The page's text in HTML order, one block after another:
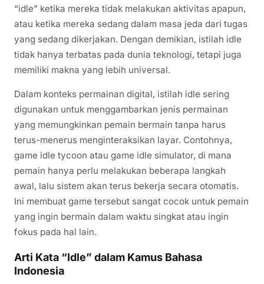
“idle” ketika mereka tidak melakukan aktivitas apapun,
atau ketika mereka sedang dalam masa jeda dari tugas
yang sedang dikerjakan. Dengan demikian, istilah idle
tidak hanya terbatas pada dunia teknologi, tetapi juga
memiliki makna yang lebih universal.
Dalam konteks permainan digital, istilah idle sering
digunakan untuk menggambarkan jenis permainan
yang memungkinkan pemain bermain tanpa harus
terus-menerus menginteraksikan layar. Contohnya,
game idle tycoon atau game idle simulator, di mana
pemain hanya perlu melakukan beberapa langkah
awal, lalu sistem akan terus bekerja secara otomatis.
Ini membuat game tersebut sangat cocok untuk pemain
yang ingin bermain dalam waktu singkat atau ingin
fokus pada hal lain.
Arti Kata “Idle” dalam Kamus Bahasa
Indonesia